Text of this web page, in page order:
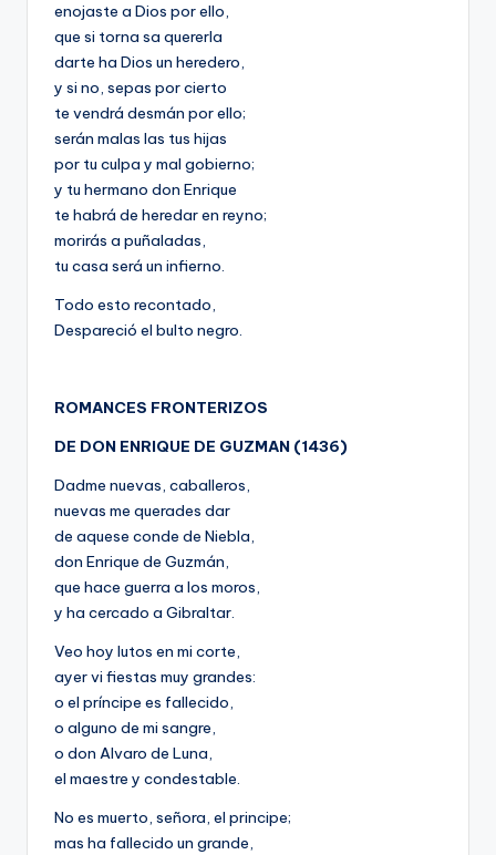
enojaste a Dios por ello,
que si torna sa quererla
darte ha Dios un heredero,
y si no, sepas por cierto
te vendrá desmán por ello;
serán malas las tus hijas
por tu culpa y mal gobierno;
y tu hermano don Enrique
te habrá de heredar en reyno;
morirás a puñaladas,
tu casa será un infierno.
Todo esto recontado,
Despareció el bulto negro.
ROMANCES FRONTERIZOS
DE DON ENRIQUE DE GUZMAN (1436)
Dadme nuevas, caballeros,
nuevas me querades dar
de aquese conde de Niebla,
don Enrique de Guzmán,
que hace guerra a los moros,
y ha cercado a Gibraltar.
Veo hoy lutos en mi corte,
ayer vi fiestas muy grandes:
o el príncipe es fallecido,
o alguno de mi sangre,
o don Alvaro de Luna,
el maestre y condestable.
No es muerto, señora, el principe;
mas ha fallecido un grande,